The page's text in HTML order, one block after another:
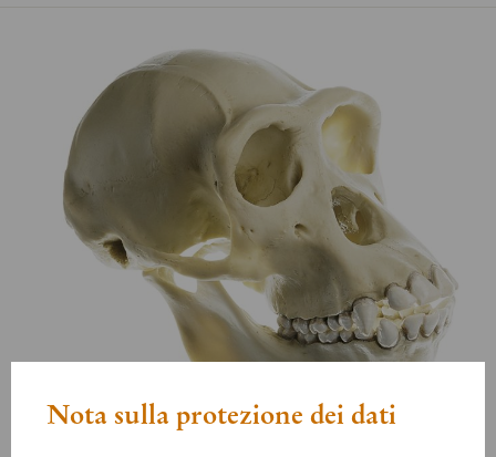
Nota sulla protezione dei dati